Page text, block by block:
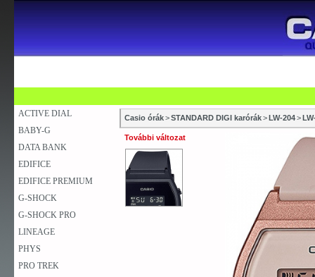
ACTIVE DIAL
BABY-G
DATA BANK
EDIFICE
EDIFICE PREMIUM
G-SHOCK
G-SHOCK PRO
LINEAGE
PHYS
PRO TREK
Casio órák>STANDARD DIGI karórák>LW-204>
További változat